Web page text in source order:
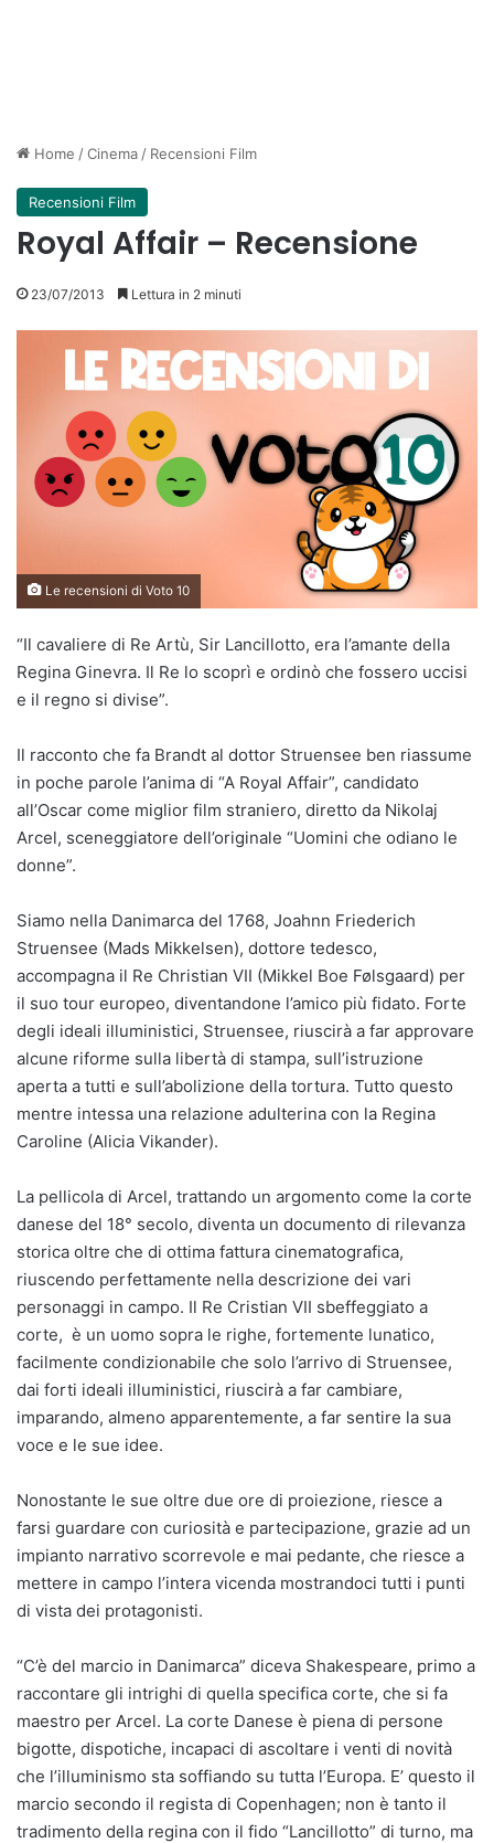
Home /Cinema / Recensioni Film
Recensioni Film
Royal Affair – Recensione
23/07/2013 Lettura in 2 minuti
Le recensioni di Voto 10
“Il cavaliere di Re Artù, Sir Lancillotto, era l’amante della
Regina Ginevra. Il Re lo scoprì e ordinò che fossero uccisi
e il regno si divise”.
Il racconto che fa Brandt al dottor Struensee ben riassume
in poche parole l’anima di “A Royal Affair”, candidato
all’Oscar come miglior film straniero, diretto da Nikolaj
Arcel, sceneggiatore dell’originale “Uomini che odiano le
donne”.
Siamo nella Danimarca del 1768, Joahnn Friederich
Struensee (Mads Mikkelsen), dottore tedesco,
accompagna il Re Christian VII (Mikkel Boe Følsgaard) per
il suo tour europeo, diventandone l’amico più fidato. Forte
degli ideali illuministici, Struensee, riuscirà a far approvare
alcune riforme sulla libertà di stampa, sull’istruzione
aperta a tutti e sull’abolizione della tortura. Tutto questo
mentre intessa una relazione adulterina con la Regina
Caroline (Alicia Vikander).
La pellicola di Arcel, trattando un argomento come la corte
danese del 18° secolo, diventa un documento di rilevanza
storica oltre che di ottima fattura cinematografica,
riuscendo perfettamente nella descrizione dei vari
personaggi in campo. Il Re Cristian VII sbeffeggiato a
corte, è un uomo sopra le righe, fortemente lunatico,
facilmente condizionabile che solo l’arrivo di Struensee,
dai forti ideali illuministici, riuscirà a far cambiare,
imparando, almeno apparentemente, a far sentire la sua
voce e le sue idee.
Nonostante le sue oltre due ore di proiezione, riesce a
farsi guardare con curiosità e partecipazione, grazie ad un
impianto narrativo scorrevole e mai pedante, che riesce a
mettere in campo l’intera vicenda mostrandoci tutti i punti
di vista dei protagonisti.
“C’è del marcio in Danimarca” diceva Shakespeare, primo a
raccontare gli intrighi di quella specifica corte, che si fa
maestro per Arcel. La corte Danese è piena di persone
bigotte, dispotiche, incapaci di ascoltare i venti di novità
che l’illuminismo sta soffiando su tutta l’Europa. E’ questo il
marcio secondo il regista di Copenhagen; non è tanto il
tradimento della regina con il fido “Lancillotto” di turno, ma